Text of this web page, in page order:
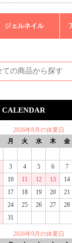
ご不便をおかけいたしま
ジェルネイル
CALENDAR
2026年8月の休業日
月 火 水 木 金
3 4 5 6 7
10 11 12 13 14
17 18 19 20 21
24 25 26 27 28
31
2026年9月の休業日